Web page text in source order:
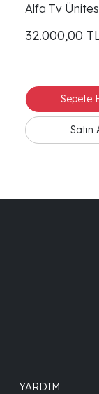
Alfa Tv
32.000,00
YARDIM